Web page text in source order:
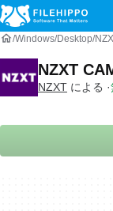
Windows Desktop
NZXT
NZXT による